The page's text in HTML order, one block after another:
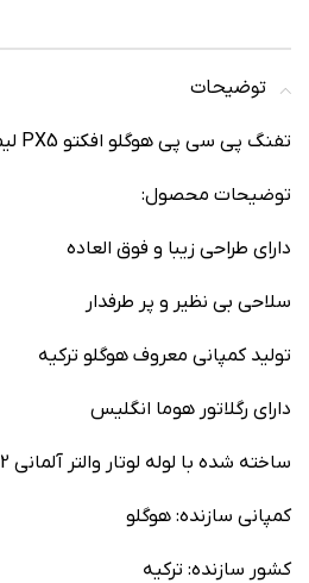
توضیحات
تفنگ پی سی پی هوگلو افکتو PX5 لیمینت قرمز
توضیحات محصول:
دارای طراحی زیبا و فوق العاده
سلاحی بی نظیر و پر طرفدار
تولید کمپانی معروف هوگلو ترکیه
دارای رگلاتور هوما انگلیس
ساخته شده با لوله لوتار والتر آلمانی 12 خان
کمپانی سازنده: هوگلو
کشور سازنده: ترکیه